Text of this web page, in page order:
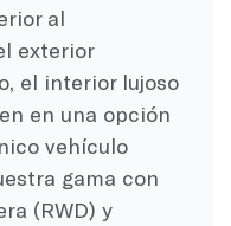
al
exterior
el interior lujoso
en una opción
vehículo
gama con
(RWD) y